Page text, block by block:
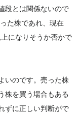
段とは関係ないので
た株であれ、現在
になりそうか否かで
いのです。売った株
株を買う場合もある
ずに正しい判断がで